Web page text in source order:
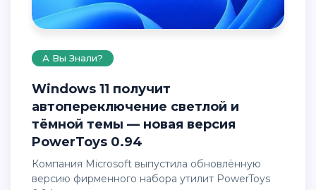
А Вы Знали?
Windows 11 получит
автопереключение светлой и
тёмной темы — новая версия
PowerToys 0.94
Компания Microsoft выпустила обновлённую
версию фирменного набора утилит PowerToys